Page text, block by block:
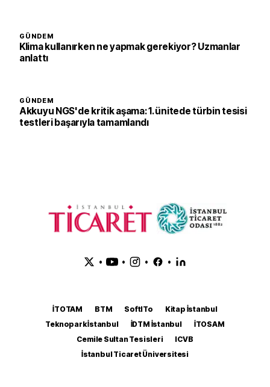
GÜNDEM
Klima kullanırken ne yapmak gerekiyor? Uzmanlar
anlattı
GÜNDEM
Akkuyu NGS'de kritik aşama: 1. ünitede türbin tesisi
testleri başarıyla tamamlandı
• • • •
İTOTAM BTM SoftITo
Kitap İstanbul
Teknopark İstanbul
İDTM İstanbul
İTOSAM
Cemile Sultan Tesisleri
ICVB
İstanbul Ticaret Üniversitesi